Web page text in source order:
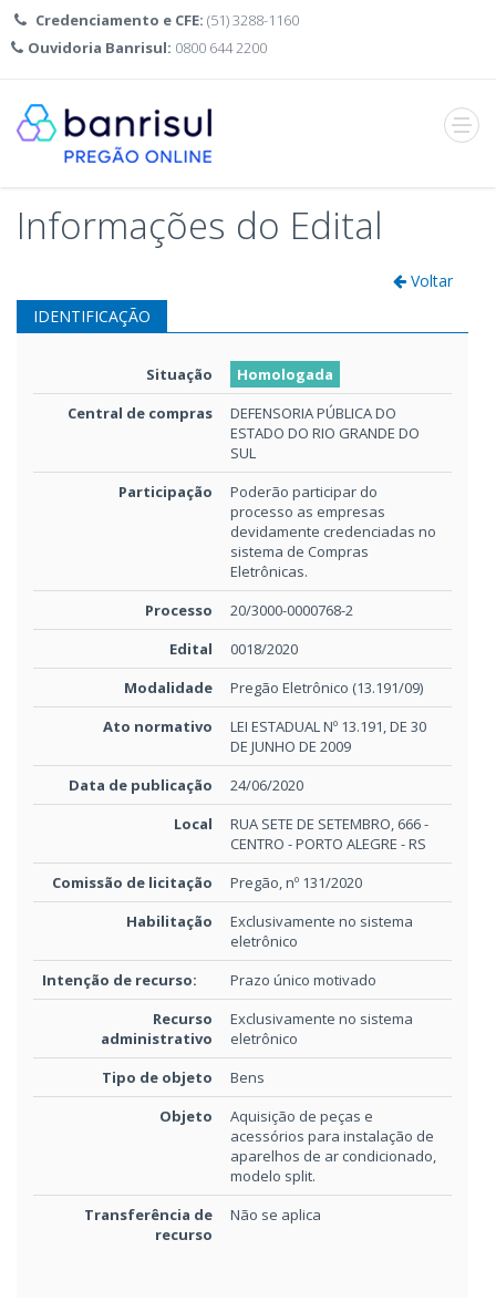
Credenciamento e CFE: (51) 3288-1160
Ouvidoria Banrisul: 0800 644 2200
Abrir
menu
Informações do Edital
Voltar
IDENTIFICAÇÃO
Situação
Homologada
Central de compras
DEFENSORIA PÚBLICA DO
ESTADO DO RIO GRANDE DO
SUL
Participação
Poderão participar do
processo as empresas
devidamente credenciadas no
sistema de Compras
Eletrônicas.
Processo
20/3000-0000768-2
Edital
0018/2020
Modalidade
Pregão Eletrônico (13.191/09)
Ato normativo
LEI ESTADUAL Nº 13.191, DE 30
DE JUNHO DE 2009
Data de publicação
24/06/2020
Local
RUA SETE DE SETEMBRO, 666 -
CENTRO - PORTO ALEGRE - RS
Comissão de licitação
Pregão, nº 131/2020
Habilitação
Exclusivamente no sistema
eletrônico
Intenção de recurso:
Prazo único motivado
Recurso
administrativo
Exclusivamente no sistema
eletrônico
Tipo de objeto
Bens
Objeto
Aquisição de peças e
acessórios para instalação de
aparelhos de ar condicionado,
modelo split.
Transferência de
recurso
Não se aplica